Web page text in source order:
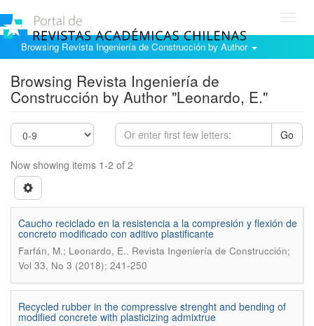
Browsing Revista Ingeniería de Construcción by Author
Browsing Revista Ingeniería de
Construcción by Author "Leonardo, E."
Go
Now showing items 1-2 of 2
Caucho reciclado en la resistencia a la compresión y flexión de
concreto modificado con aditivo plastificante
Farfán, M.; Leonardo, E.. Revista Ingeniería de Construcción;
Vol 33, No 3 (2018); 241-250
Recycled rubber in the compressive strenght and bending of
modified concrete with plasticizing admixtrue